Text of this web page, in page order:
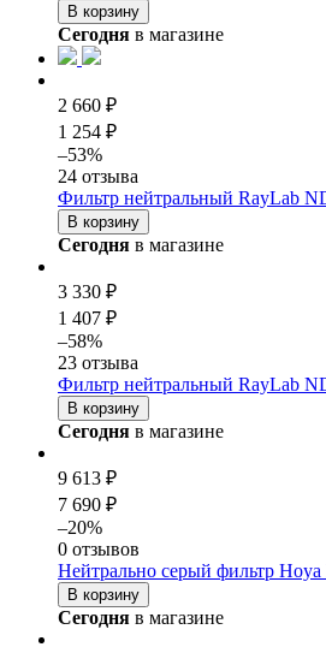
В корзину
Сегодня в магазине
2 660 ₽
1 254 ₽
–53%
24 отзыва
Фильтр нейтральный RayLab
В корзину
Сегодня в магазине
3 330 ₽
1 407 ₽
–58%
23 отзыва
Фильтр нейтральный RayLab
В корзину
Сегодня в магазине
9 613 ₽
7 690 ₽
–20%
0 отзывов
Нейтрально серый фильтр
В корзину
Сегодня в магазине